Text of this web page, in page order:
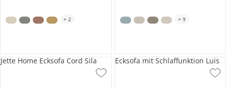
+ 2 + 9
Jette Home Ecksofa Cord Sila Ecksofa mit Schlaffunktion Luis